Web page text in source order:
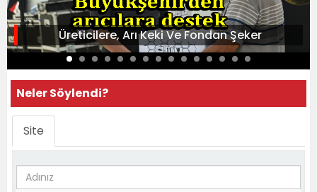
Üreticilere, Arı Keki Ve Fondan Şeker
Neler Söylendi?
Site